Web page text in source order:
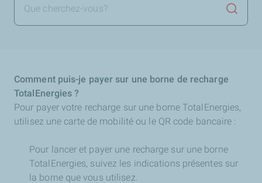
Comment puis-je payer sur une borne de recharge
TotalEnergies ?
Pour payer votre recharge sur une borne TotalEnergies,
utilisez une carte de mobilité ou le QR code bancaire :
Pour lancer et payer une recharge sur une borne
TotalEnergies, suivez les indications présentes sur
la borne que vous utilisez.